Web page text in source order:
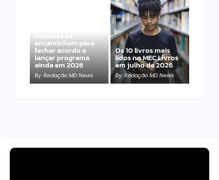
Gimenez se
encaminham para
fechar acordo e
lançar programa
ainda em 2026
By Redação MD News
Os 10 livros mais
lidos no MEC Livros
em julho de 2026
By Redação MD News